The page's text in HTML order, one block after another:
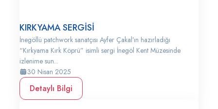
KIRKYAMA SERGİSİ
İnegöllü patchwork sanatçısı Ayfer Çakal’ın hazırladığı
“Kırkyama Kırk Köprü” isimli sergi İnegöl Kent Müzesinde
izlenime sun...
30 Nisan 2025
Detaylı Bilgi